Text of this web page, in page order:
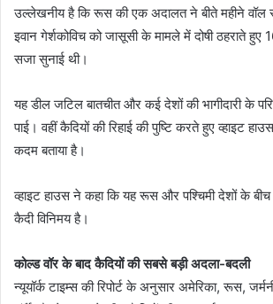
उल्लेखनीय है कि रूस की एक अदालत ने बीते महीने वॉल
इवान गेर्शकोविच को जासूसी के मामले में दोषी ठहराते हुए
सजा सुनाई थी।
यह डील जटिल बातचीत और कई देशों की भागीदारी के
पाई। वहीं कैदियों की रिहाई की पुष्टि करते हुए व्हाइट
कदम बताया है।
व्हाइट हाउस ने कहा कि यह रूस और पश्चिमी देशों के
कैदी विनिमय है।
कोल्ड वॉर के बाद कैदियों की सबसे बड़ी अदला-बदली
न्यूयॉर्क टाइम्स की रिपोर्ट के अनुसार अमेरिका, रूस,